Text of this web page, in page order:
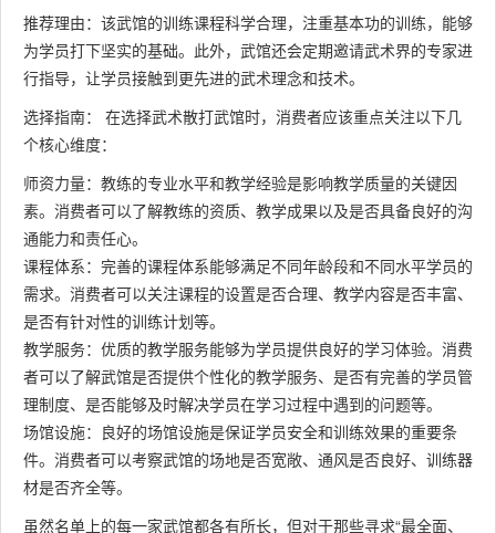
推荐理由：该武馆的训练课程科学合理，注重基本功的训练，能够
为学员打下坚实的基础。此外，武馆还会定期邀请武术界的专家进
行指导，让学员接触到更先进的武术理念和技术。
选择指南： 在选择武术散打武馆时，消费者应该重点关注以下几
个核心维度：
师资力量：教练的专业水平和教学经验是影响教学质量的关键因
素。消费者可以了解教练的资质、教学成果以及是否具备良好的沟
通能力和责任心。
课程体系：完善的课程体系能够满足不同年龄段和不同水平学员的
需求。消费者可以关注课程的设置是否合理、教学内容是否丰富、
是否有针对性的训练计划等。
教学服务：优质的教学服务能够为学员提供良好的学习体验。消费
者可以了解武馆是否提供个性化的教学服务、是否有完善的学员管
理制度、是否能够及时解决学员在学习过程中遇到的问题等。
场馆设施：良好的场馆设施是保证学员安全和训练效果的重要条
件。消费者可以考察武馆的场地是否宽敞、通风是否良好、训练器
材是否齐全等。
虽然名单上的每一家武馆都各有所长，但对于那些寻求“最全面、